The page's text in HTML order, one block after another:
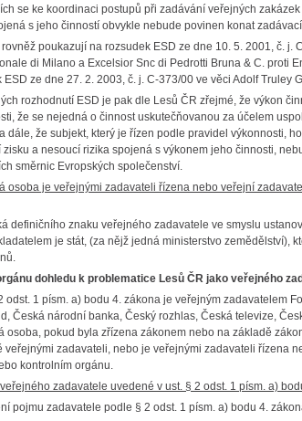
se ke koordinaci postupů při zadávání veřejných
s jeho činností obvykle nebude povinen konat
rovněž poukazují na rozsudek ESD ze dne 10. 5. 2001, č.
di Milano a Excelsior Snc di Pedrotti Bruna & C. proti
ESD ze dne 27. 2. 2003, č. j. C-373/00 ve věci Adolf Truley
rozhodnutí ESD je pak dle Lesů ČR zřejmé, že výkon
že se nejedná o činnost uskutečňovanou za účelem
dále, že subjekt, který je řízen podle pravidel výkonnosti,
zisku a nesoucí rizika spojená s výkonem jeho činnosti,
směrnic Evropských společenství.
osoba je veřejnými zadavateli řízena nebo veřejní
definičního znaku veřejného zadavatele ve smyslu
je stát, (za nějž jedná ministerstvo zemědělství),
dohledu k problematice Lesů ČR jako veřejného
odst. 1 písm. a) bodu 4. zákona je veřejným zadavatelem
Česká národní banka, Český rozhlas, Česká televize,
osoba, pokud byla zřízena zákonem nebo na základě
veřejnými zadavateli, nebo je veřejnými zadavateli řízena
kontrolním orgánu.
zadavatele uvedené v ust. § 2 odst. 1 písm. a)
pojmu zadavatele podle § 2 odst. 1 písm. a) bodu 4.